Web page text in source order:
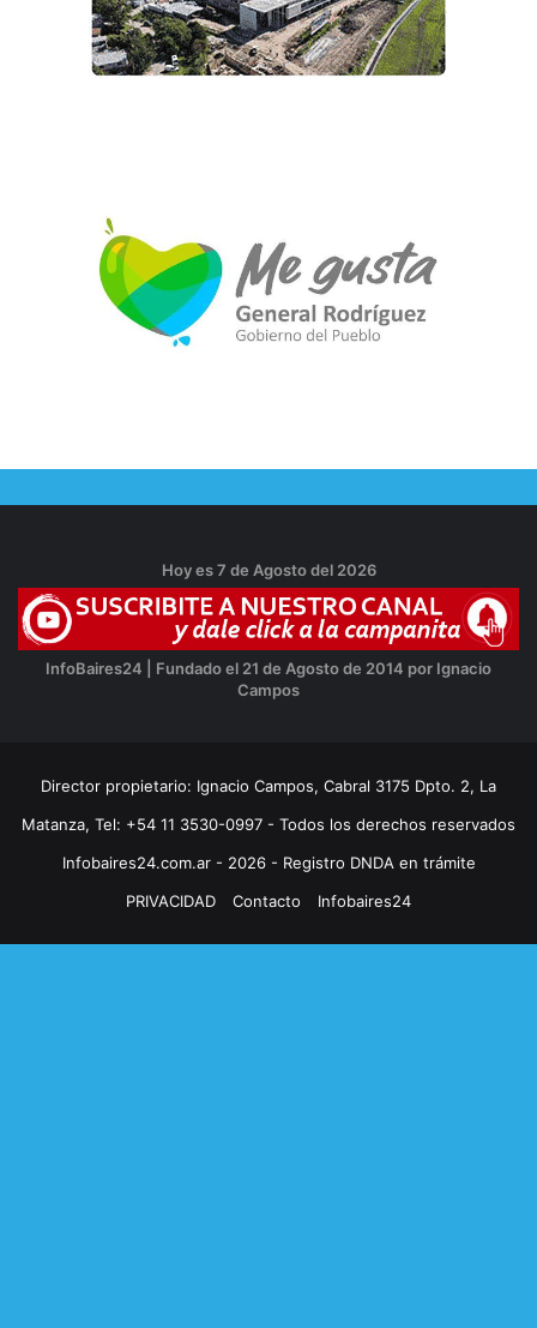
Hoy es 7 de Agosto del 2026
InfoBaires24 | Fundado el 21 de Agosto de 2014 por Ignacio
Campos
Director propietario: Ignacio Campos, Cabral 3175 Dpto. 2, La
Matanza, Tel: +54 11 3530-0997 - Todos los derechos reservados
Infobaires24.com.ar - 2026 - Registro DNDA en trámite
PRIVACIDAD
Contacto Infobaires24